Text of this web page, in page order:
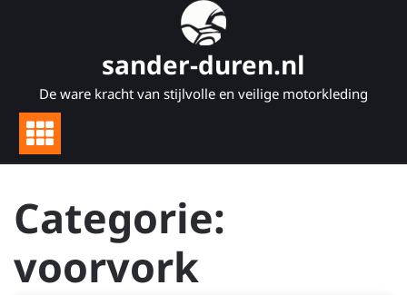
sander-duren.nl
De ware kracht van stijlvolle en veilige motorkleding
Categorie:
voorvork